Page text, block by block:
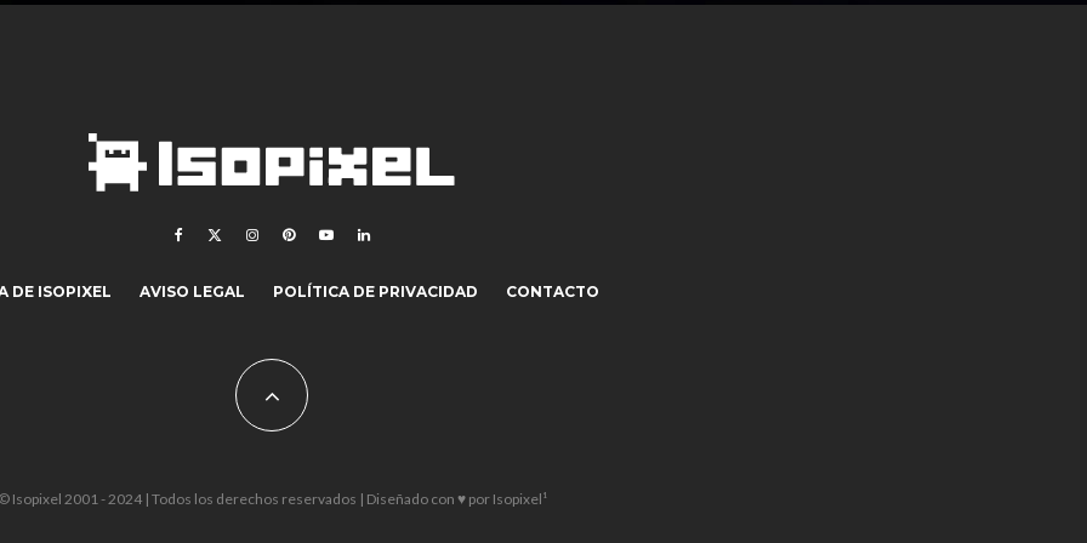
DE ISOPIXEL AVISO LEGAL POLÍTICA DE PRIVACIDAD CONTACTO
© Isopixel 2001 - 2024 | Todos los derechos reservados | Diseñado con ♥ por Isopixel¹